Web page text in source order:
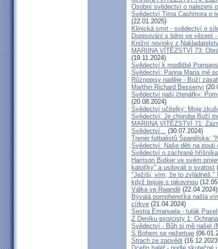
Osobní svědectví o nalezení
Svědectví Tima Cashmora o
(22.01.2025)
Klinická smrt - svědectví o
Dopisování s lidmi ve vězení
Knižní novinky z
MARIINA VÍTĚZSTVÍ 73:
(19.11.2024)
Svědectví k modlitbě
Svědectví: Panna Maria mě
Různopisy naděje - Boží
Marthin Richard Bessenyi
Svědectví naší čtenářky:
(20.08.2024)
Svědectví učitelky: Moje
Svědectví: Je choroba Boží
MARIINA VÍTĚZSTVÍ 71:
Svědectví... (30.07.2024)
Trenér fotbalistů Španělska:
Svědectví: Naše děti na pouti
Svědectví o záchraně
Harrison Butker ve svém
katolíky" a usilovali o svatost
"Ježíši, vím, že to zvládneš."
když bojuje s rakovinou
Válka ve Rwandě (22.04.2024)
Bývalá pornoherečka našla
církve (21.04.2024)
Sestra Emanuela - tulák
Z Deníku exorcisty 1:
Svědectví - Bůh si mě našel
S Bohem se nežertuje
Strach ze zpovědi